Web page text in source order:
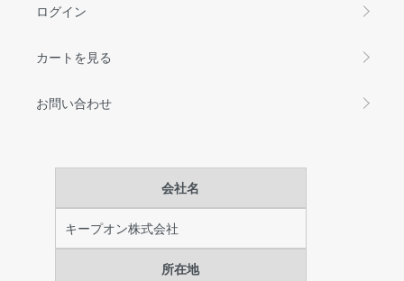
ログイン
カートを見る
お問い合わせ
会社名
キープオン株式会社
所在地